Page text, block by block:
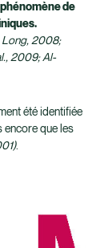
de
Long, 2008;
2009; Al-
été identifiée
encore que les
.